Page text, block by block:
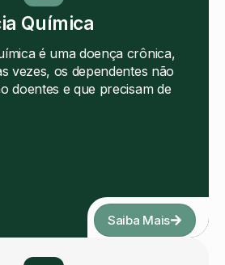
Química
é uma doença crônica,
vezes, os dependentes não
doentes e que precisam de
Saiba Mais